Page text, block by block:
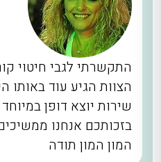
התקשרתי לגבי חיטוי
הצוות הגיע עוד באותו
שירות יוצא דופן
בזכותכם אנחנו
המון המון תודה